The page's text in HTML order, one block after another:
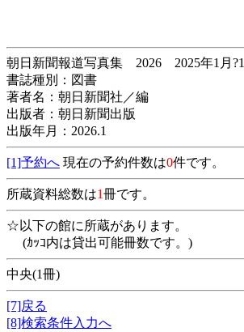
朝日新聞報道写真集 2026
書誌種別：図書
著者名：朝日新聞社／編
出版者：朝日新聞出版
出版年月：2026.1
[1]予約へ 現在の予約件数は0件です。
所蔵資料総数は1冊です。
☆以下の館に所蔵があります。
(ｶｯｺ内は貸出可能冊数です。)
中央(1冊)
[7]戻る
[8]検索条件入力へ